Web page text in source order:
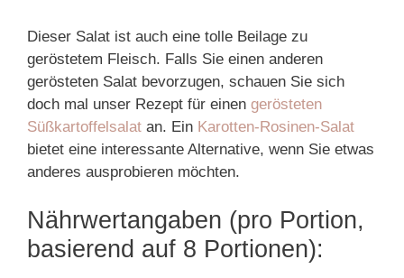
Dieser Salat ist auch eine tolle Beilage zu
geröstetem Fleisch. Falls Sie einen anderen
gerösteten Salat bevorzugen, schauen Sie sich
doch mal unser Rezept für einen gerösteten
Süßkartoffelsalat an. Ein Karotten-Rosinen-Salat
bietet eine interessante Alternative, wenn Sie etwas
anderes ausprobieren möchten.
Nährwertangaben (pro Portion,
basierend auf 8 Portionen):